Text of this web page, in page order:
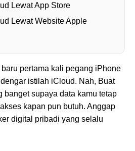
Lewat App Store
Lewat Website Apple
pertama kali pegang iPhone
istilah iCloud. Nah, Buat
banget supaya data kamu tetap
kapan pun butuh. Anggap
digital pribadi yang selalu